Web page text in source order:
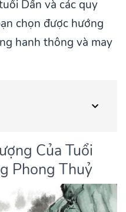
Dần và các quy
chọn được hướng
hanh thông và may
Của Tuổi
Phong Thuỷ